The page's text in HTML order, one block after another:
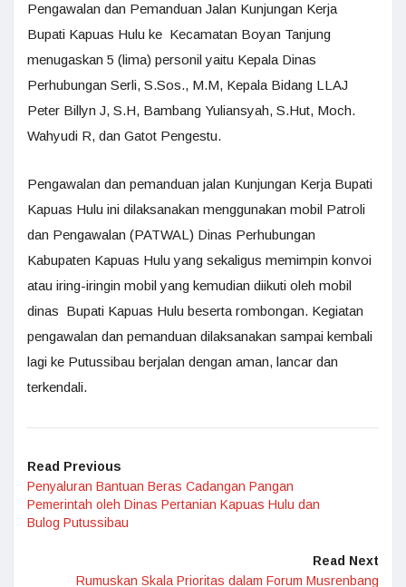
Pengawalan dan Pemanduan Jalan Kunjungan Kerja
Bupati Kapuas Hulu ke Kecamatan Boyan Tanjung
menugaskan 5 (lima) personil yaitu Kepala Dinas
Perhubungan Serli, S.Sos., M.M, Kepala Bidang LLAJ
Peter Billyn J, S.H, Bambang Yuliansyah, S.Hut, Moch.
Wahyudi R, dan Gatot Pengestu.
Pengawalan dan pemanduan jalan Kunjungan Kerja Bupati
Kapuas Hulu ini dilaksanakan menggunakan mobil Patroli
dan Pengawalan (PATWAL) Dinas Perhubungan
Kabupaten Kapuas Hulu yang sekaligus memimpin konvoi
atau iring-iringin mobil yang kemudian diikuti oleh mobil
dinas Bupati Kapuas Hulu beserta rombongan. Kegiatan
pengawalan dan pemanduan dilaksanakan sampai kembali
lagi ke Putussibau berjalan dengan aman, lancar dan
terkendali.
Read Previous
Penyaluran Bantuan Beras Cadangan Pangan
Pemerintah oleh Dinas Pertanian Kapuas Hulu dan
Bulog Putussibau
Read Next
Rumuskan Skala Prioritas dalam Forum Musrenbang